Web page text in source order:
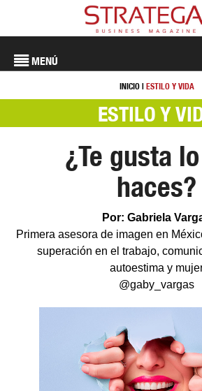
MENÚ
INICIO| ESTILO Y VIDA
ESTILO Y
¿Te gusta
haces?
Por: Gabriela
Primera asesora de imagen en
superación en el trabajo,
autoestima y
@gaby_vargas